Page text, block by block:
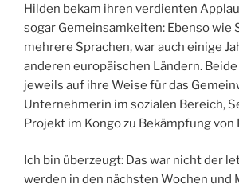
Hilden bekam ihren verdienten
sogar Gemeinsamkeiten: Ebenso wie
mehrere Sprachen, war auch einige
anderen europäischen Ländern.
jeweils auf ihre Weise für das
Unternehmerin im sozialen Bereich,
Projekt im Kongo zu Bekämpfung
Ich bin überzeugt: Das war nicht der
werden in den nächsten Wochen und